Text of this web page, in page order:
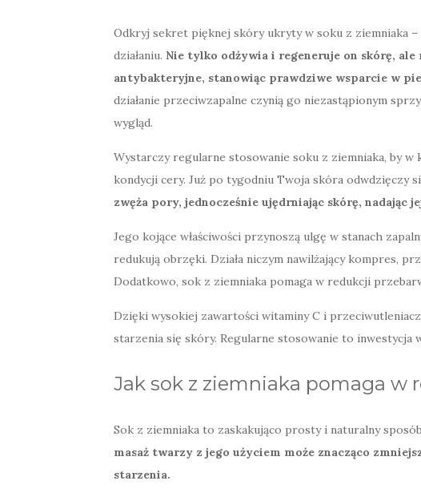
Odkryj sekret pięknej skóry ukryty w soku z ziemniaka
działaniu. Nie tylko odżywia i regeneruje on skórę, ale
antybakteryjne, stanowiąc prawdziwe wsparcie w
działanie przeciwzapalne czynią go niezastąpionym
wygląd.
Wystarczy regularne stosowanie soku z ziemniaka, by w
kondycji cery. Już po tygodniu Twoja skóra odwdzięczy
zwęża pory, jednocześnie ujędrniając skórę, nadając
Jego kojące właściwości przynoszą ulgę w stanach
redukują obrzęki. Działa niczym nawilżający kompres,
Dodatkowo, sok z ziemniaka pomaga w redukcji
Dzięki wysokiej zawartości witaminy C i
starzenia się skóry. Regularne stosowanie to inwestycja
Jak sok z ziemniaka pomaga w
Sok z ziemniaka to zaskakująco prosty i naturalny
masaż twarzy z jego użyciem może znacząco
starzenia.